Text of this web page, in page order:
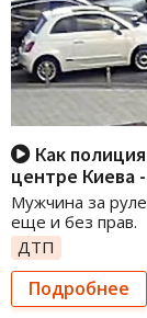
Как
центре Киева
Мужчина за
еще и без прав.
ДТП
Подробнее